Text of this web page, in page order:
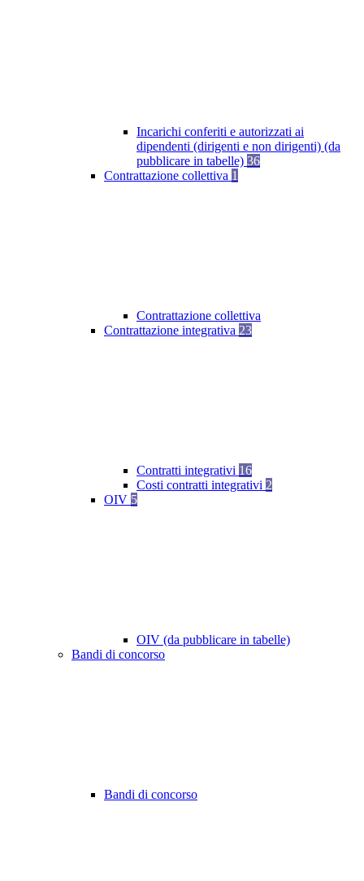
Incarichi conferiti e autorizzati ai
dipendenti (dirigenti e non dirigenti) (da
pubblicare in tabelle) 36
Contrattazione collettiva 1
Contrattazione collettiva
Contrattazione integrativa 23
Contratti integrativi 16
Costi contratti integrativi 2
OIV 5
OIV (da pubblicare in tabelle)
Bandi di concorso
Bandi di concorso